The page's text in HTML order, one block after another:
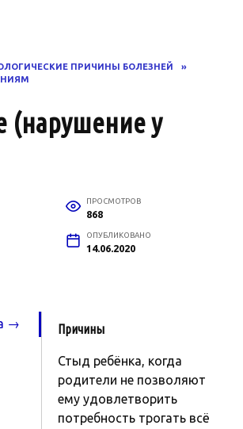
ПРИЧИНЫ БОЛЕЗНЕЙ
»
(нарушение у
ПРОСМОТРОВ
868
ОПУБЛИКОВАНО
14.06.2020
→ Причины
Стыд ребёнка, когда
родители не позволяют
ему удовлетворить
потребность трогать всё